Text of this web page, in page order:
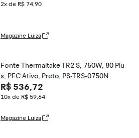
2x de R$ 74,90
Magazine Luiza
Fonte Thermaltake TR2 S, 750W, 80 Plu
s, PFC Ativo, Preto, PS-TRS-0750N
R$ 536,72
10x de R$ 59,64
Magazine Luiza